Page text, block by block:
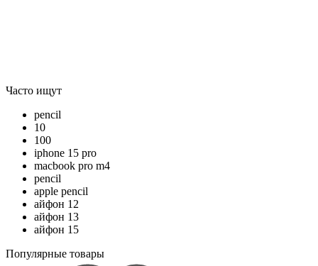
Часто ищут
pencil
10
100
iphone 15 pro
macbook pro m4
pencil
apple pencil
айфон 12
айфон 13
айфон 15
Популярные товары